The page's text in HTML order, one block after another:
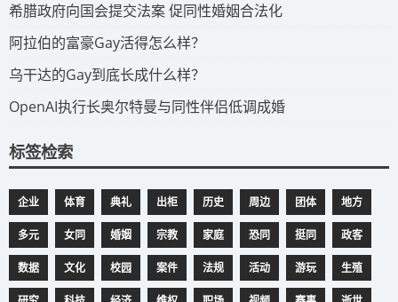
​希腊政府向国会提交法案 促同性婚姻合法化
​阿拉伯的富豪Gay活得怎么样？
​乌干达的Gay到底长成什么样？
​OpenAI执行长奥尔特曼与同性伴侣低调成婚
标签检索
企业 体育 典礼 出柜 历史 周边 团体 地方
多元 女同 婚姻 宗教 家庭 恐同 挺同 政客
数据 文化 校园 案件 法规 活动 游玩 生殖